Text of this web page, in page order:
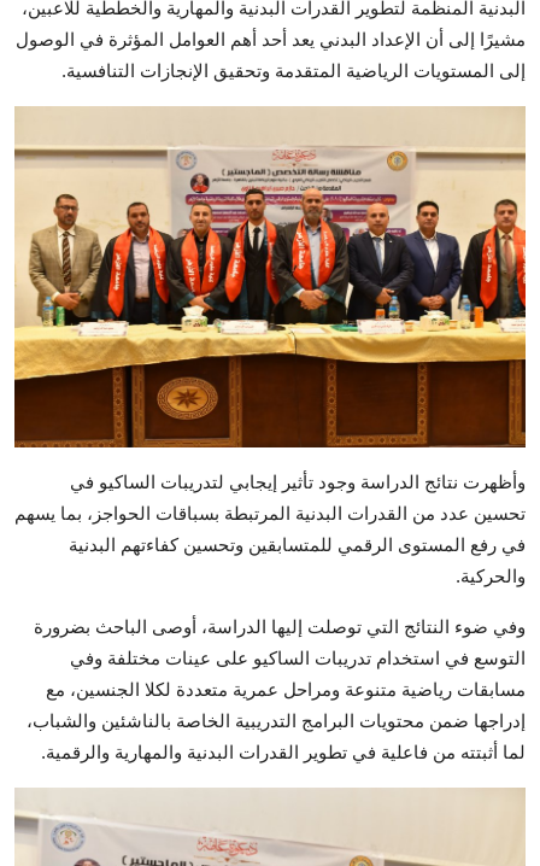
البدنية المنظمة لتطوير القدرات البدنية والمهارية والخططية للاعبين،
مشيرًا إلى أن الإعداد البدني يعد أحد أهم العوامل المؤثرة في الوصول
إلى المستويات الرياضية المتقدمة وتحقيق الإنجازات التنافسية.
وأظهرت نتائج الدراسة وجود تأثير إيجابي لتدريبات الساكيو في
تحسين عدد من القدرات البدنية المرتبطة بسباقات الحواجز، بما يسهم
في رفع المستوى الرقمي للمتسابقين وتحسين كفاءتهم البدنية
والحركية.
وفي ضوء النتائج التي توصلت إليها الدراسة، أوصى الباحث بضرورة
التوسع في استخدام تدريبات الساكيو على عينات مختلفة وفي
مسابقات رياضية متنوعة ومراحل عمرية متعددة لكلا الجنسين، مع
إدراجها ضمن محتويات البرامج التدريبية الخاصة بالناشئين والشباب،
لما أثبتته من فاعلية في تطوير القدرات البدنية والمهارية والرقمية.